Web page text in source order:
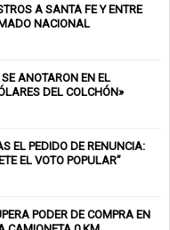
A SANTA FE Y ENTRE
NACIONAL
ANOTARON EN EL
DEL COLCHÓN»
EL PEDIDO DE RENUNCIA:
EL VOTO POPULAR”
PODER DE COMPRA EN